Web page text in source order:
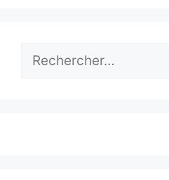
Rechercher :